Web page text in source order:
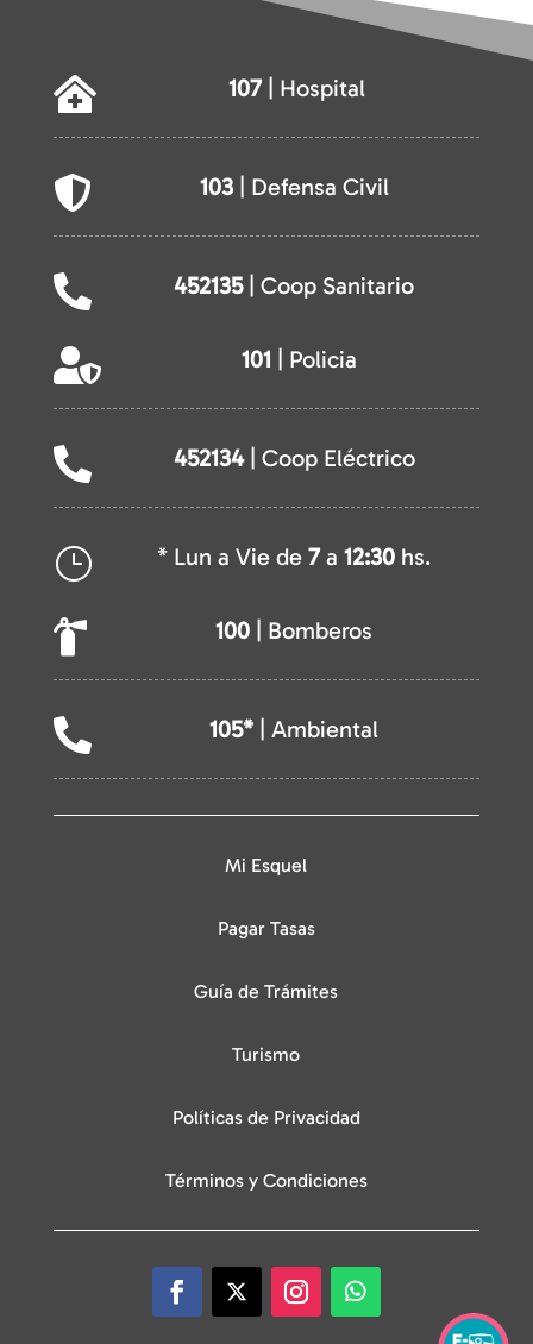
 107| Hospital
 103| Defensa Civil
 452135| Coop Sanitario
 101 | Policia
 452134| Coop Eléctrico
} * Lun a Vie de7 a12:30 hs.
 100 | Bomberos
 105* | Ambiental
Mi Esquel
Pagar Tasas
Guía de Trámites
Turismo
Políticas de Privacidad
Términos y Condiciones